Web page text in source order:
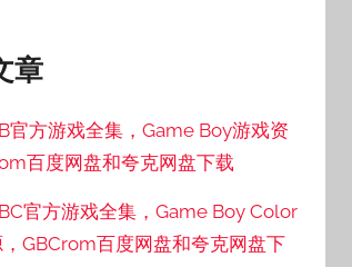
章
官方游戏全集，Game Boy游戏资
百度网盘和夸克网盘下载
官方游戏全集，Game Boy Color
GBCrom百度网盘和夸克网盘下